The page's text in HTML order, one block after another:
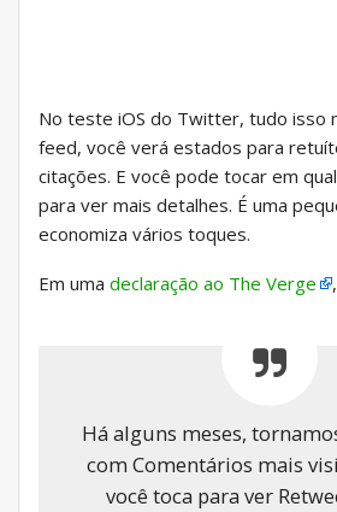
No teste iOS do Twitter, tudo isso
feed, você verá estados para
citações. E você pode tocar em
para ver mais detalhes. É uma
economiza vários toques.
Em uma declaração ao The Verge
Há alguns meses,
com Comentários mais
você toca para ver